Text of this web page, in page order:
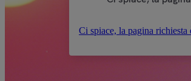
Ci spiace, la pagina richiesta